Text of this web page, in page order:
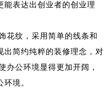
能表达出创业者的创业理
纹，采用简单的线条和
出简约纯粹的装修理念，对
办公环境显得更加开阔，
境。